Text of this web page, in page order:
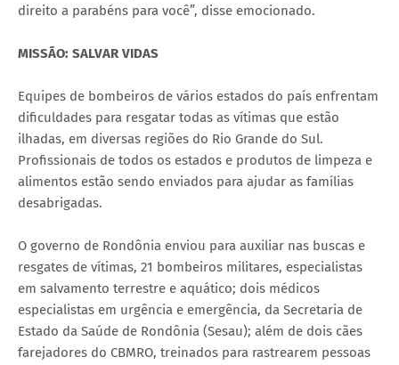
direito a parabéns para você”, disse emocionado.
MISSÃO: SALVAR VIDAS
Equipes de bombeiros de vários estados do país enfrentam
dificuldades para resgatar todas as vítimas que estão
ilhadas, em diversas regiões do Rio Grande do Sul.
Profissionais de todos os estados e produtos de limpeza e
alimentos estão sendo enviados para ajudar as famílias
desabrigadas.
O governo de Rondônia enviou para auxiliar nas buscas e
resgates de vítimas, 21 bombeiros militares, especialistas
em salvamento terrestre e aquático; dois médicos
especialistas em urgência e emergência, da Secretaria de
Estado da Saúde de Rondônia (Sesau); além de dois cães
farejadores do CBMRO, treinados para rastrearem pessoas